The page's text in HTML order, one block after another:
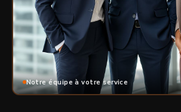
Notre équipe à votre service